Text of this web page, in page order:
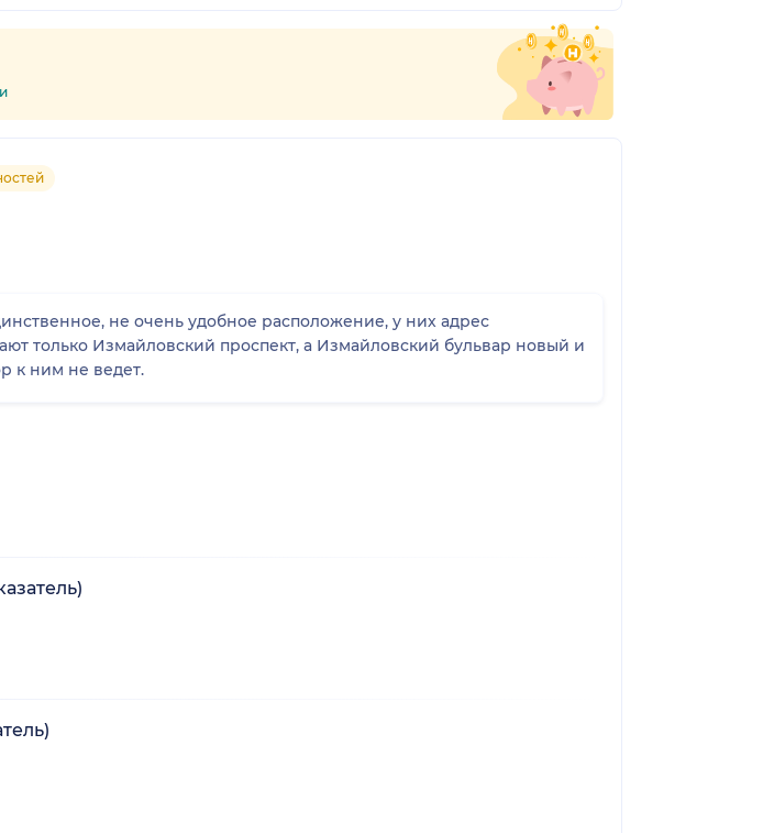
не очень удобное расположение, у них адрес
только Измайловский проспект, а Измайловский бульвар новый и
к ним не ведет.